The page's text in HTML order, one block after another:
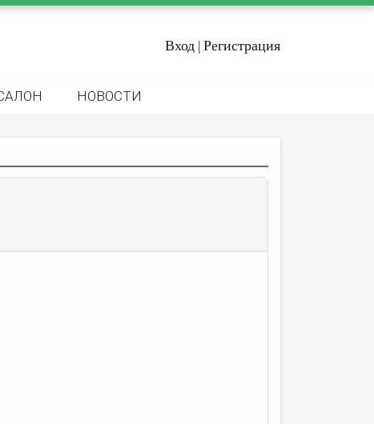
Вход | Регистрация
НОВОСТИ